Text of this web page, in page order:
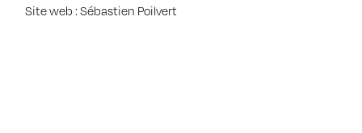
Site web :Sébastien Poilvert